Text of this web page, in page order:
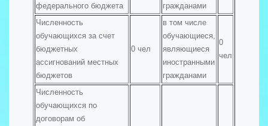
федерального бюджета
гражданами
Численность
обучающихся за счет
бюджетных
ассигнований местных
бюджетов
0 чел
в том числе
обучающиеся,
являющиеся
иностранными
гражданами
0
чел
Численность
обучающихся по
договорам об